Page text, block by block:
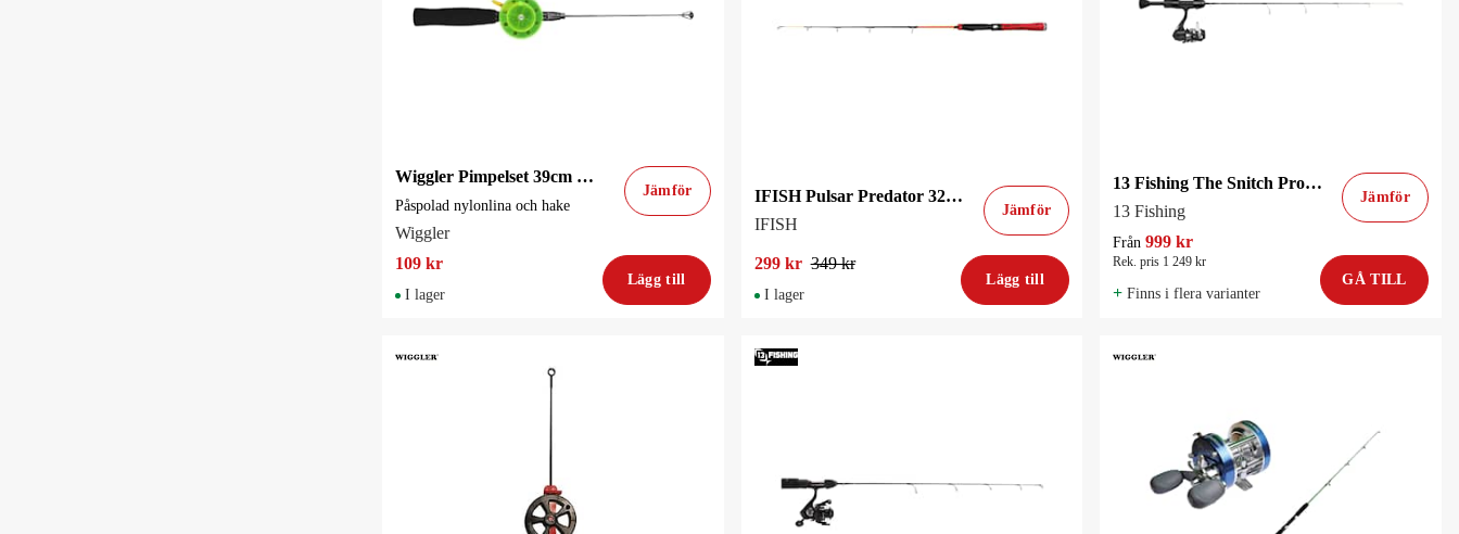
Wiggler Pimpelset 39cm Komplett lina / hake
Påspolad nylonlina och hake
Wiggler
Jämför
109 kr
I lager
Lägg till
IFISH Pulsar Predator 32 80cm Ismetespö
IFISH
Jämför
299 kr 349 kr
I lager
Lägg till
13 Fishing The Snitch Pro Ice Pimpelcombo
13 Fishing
Jämför
Från 999 kr
Rek. pris 1 249 kr
+ Finns i flera varianter
GÅ TILL